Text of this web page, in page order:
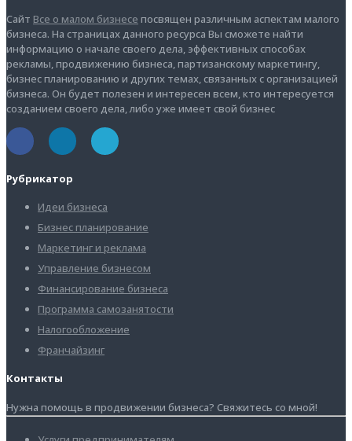
Сайт Все о малом бизнесе посвящен различным аспектам малого
бизнеса. На страницах данного ресурса Вы сможете найти
информацию о начале своего дела, эффективных способах
рекламы, продвижению бизнеса, партизанскому маркетингу,
бизнес планированию и других темах, связанных с организацией
бизнеса. Он будет полезен и интересен всем, кто интересуется
созданием своего дела, либо уже имеет свой бизнес
Рубрикатор
Идеи бизнеса
Бизнес планирование
Маркетинг и реклама
Управление бизнесом
Финансирование бизнеса
Программа самозанятости
Налогообложение
Франчайзинг
Контакты
Нужна помощь в продвижении бизнеса? Свяжитесь со мной!